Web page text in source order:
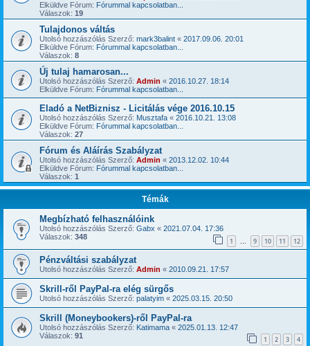
Elküldve Fórum: Fórummal kapcsolatban...
Válaszok: 19
Tulajdonos váltás
Utolsó hozzászólás Szerző: mark3balint « 2017.09.06. 20:01
Elküldve Fórum: Fórummal kapcsolatban...
Válaszok: 8
Új tulaj hamarosan...
Utolsó hozzászólás Szerző: Admin « 2016.10.27. 18:14
Elküldve Fórum: Fórummal kapcsolatban...
Eladó a NetBiznisz - Licitálás vége 2016.10.15
Utolsó hozzászólás Szerző: Musztafa « 2016.10.21. 13:08
Elküldve Fórum: Fórummal kapcsolatban...
Válaszok: 27
Fórum és Aláírás Szabályzat
Utolsó hozzászólás Szerző: Admin « 2013.12.02. 10:44
Elküldve Fórum: Fórummal kapcsolatban...
Válaszok: 1
Témák
Megbízható felhasználóink
Utolsó hozzászólás Szerző: Gabx « 2021.07.04. 17:36
Válaszok: 348 1 … 9 10 11 12
Pénzváltási szabályzat
Utolsó hozzászólás Szerző: Admin « 2010.09.21. 17:57
Skrill-ről PayPal-ra elég sürgős
Utolsó hozzászólás Szerző: palatyim « 2025.03.15. 20:50
Skrill (Moneybookers)-ről PayPal-ra
Utolsó hozzászólás Szerző: Katimama « 2025.01.13. 12:47
Válaszok: 91 1 2 3 4